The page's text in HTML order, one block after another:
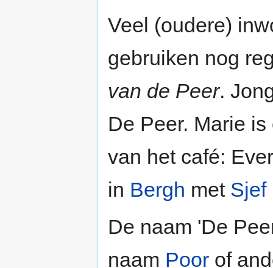
Veel (oudere)
gebruiken nog
van de Peer.
De Peer. Marie
van het café:
in Bergh met Sjef
De naam 'De
naam Poor of